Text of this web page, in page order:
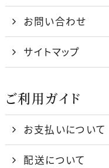
お問い合わせ
サイトマップ
ご利用ガイド
お支払いについて
配送について